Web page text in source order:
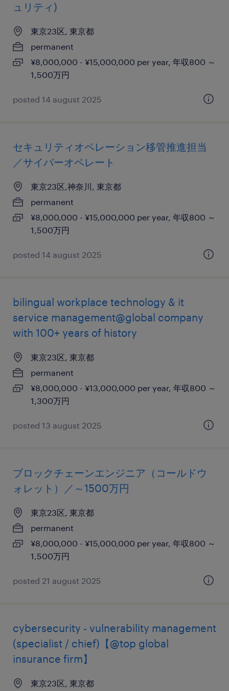
ュリティ)
東京23区, 東京都
permanent
¥8,000,000 - ¥15,000,000 per year, 年収800 ～
1,500万円
posted 14 august 2025
セキュリティオペレーション移管推進担当
／サイバーオペレート
東京23区,神奈川, 東京都
permanent
¥8,000,000 - ¥15,000,000 per year, 年収800 ～
1,500万円
posted 14 august 2025
bilingual workplace technology & it
service management@global company
with 100+ years of history
東京23区, 東京都
permanent
¥8,000,000 - ¥13,000,000 per year, 年収800 ～
1,300万円
posted 13 august 2025
ブロックチェーンエンジニア（コールドウ
ォレット）／～1500万円
東京23区, 東京都
permanent
¥8,000,000 - ¥15,000,000 per year, 年収800 ～
1,500万円
posted 21 august 2025
cybersecurity - vulnerability management
(specialist / chief)【@top global
insurance firm】
東京23区, 東京都